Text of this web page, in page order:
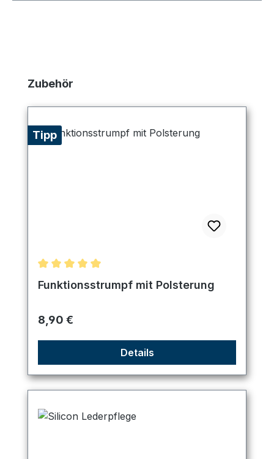
Produktgalerie überspringen
Zubehör
Tipp
Durchschnittliche Bewertung von 5 von 5 Sternen
Funktionsstrumpf mit Polsterung
Regulärer Preis:
8,90 €
Details